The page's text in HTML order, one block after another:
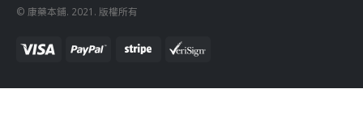
© 康藥本鋪. 2021. 版權所有